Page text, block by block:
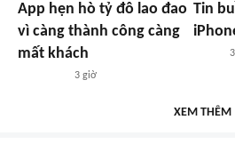
App hẹn hò tỷ đô lao đao
vì càng thành công càng
mất khách
3 giờ
Tin
XEM THÊM